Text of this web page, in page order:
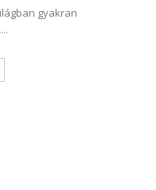
gyakran